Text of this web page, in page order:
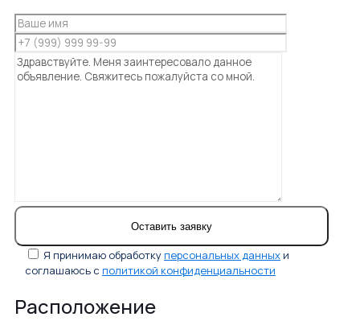
Я принимаю обработкуперсональных данных и
соглашаюсь с политикой конфиденциальности
Расположение